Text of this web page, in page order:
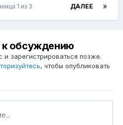
ДАЛЕЕ
1 из 3
к обсуждению
зарегистрироваться позже.
, чтобы опубликовать